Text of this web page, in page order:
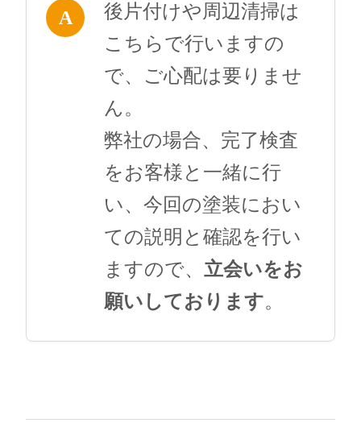
A
後片付けや周辺清掃は
こちらで行いますの
で、ご心配は要りませ
ん。
弊社の場合、完了検査
をお客様と一緒に行
い、今回の塗装におい
ての説明と確認を行い
ますので、 立会いをお
願いしております。